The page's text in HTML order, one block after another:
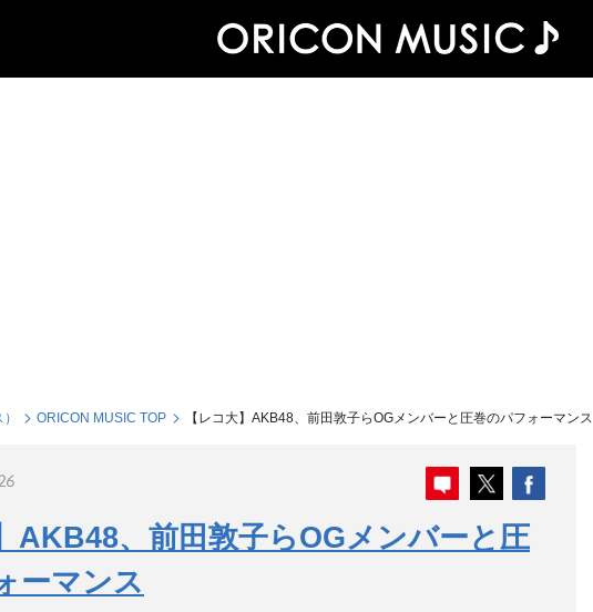
ORICON MUSIC TOP 【レコ大】AKB48、前田敦子らOGメンバーと圧巻のパフォーマンス
AKB48、前田敦子らOGメンバーと圧
ーマンス